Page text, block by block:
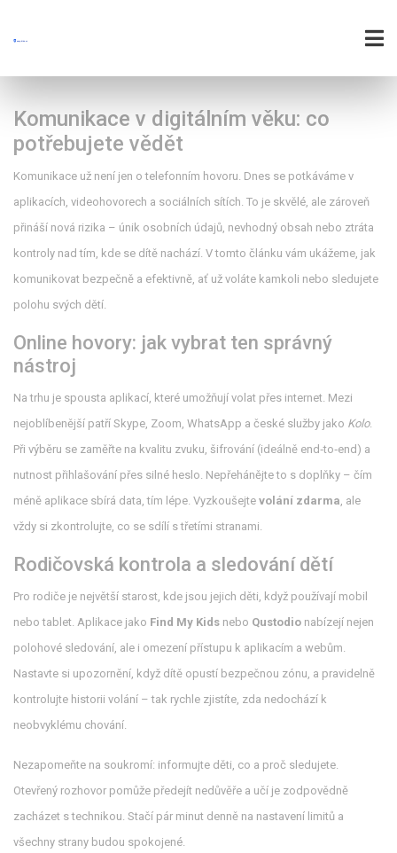
Komunikace v digitálním věku: co
potřebujete vědět
Komunikace už není jen o telefonním hovoru. Dnes se potkáváme v
aplikacích, videohovorech a sociálních sítích. To je skvělé, ale zároveň
přináší nová rizika – únik osobních údajů, nevhodný obsah nebo ztráta
kontroly nad tím, kde se dítě nachází. V tomto článku vám ukážeme, jak
komunikovat bezpečně a efektivně, ať už voláte kamkoli nebo sledujete
polohu svých dětí.
Online hovory: jak vybrat ten správný
nástroj
Na trhu je spousta aplikací, které umožňují volat přes internet. Mezi
nejoblíbenější patří Skype, Zoom, WhatsApp a české služby jako Kolo.
Při výběru se zaměřte na kvalitu zvuku, šifrování (ideálně end‑to‑end) a
nutnost přihlašování přes silné heslo. Nepřehánějte to s doplňky – čím
méně aplikace sbírá data, tím lépe. Vyzkoušejte volání zdarma, ale
vždy si zkontrolujte, co se sdílí s třetími stranami.
Rodičovská kontrola a sledování dětí
Pro rodiče je největší starost, kde jsou jejich děti, když používají mobil
nebo tablet. Aplikace jako Find My Kids nebo Qustodio nabízejí nejen
polohové sledování, ale i omezení přístupu k aplikacím a webům.
Nastavte si upozornění, když dítě opustí bezpečnou zónu, a pravidelně
kontrolujte historii volání – tak rychle zjistíte, zda nedochází k
neobvyklému chování.
Nezapomeňte na soukromí: informujte děti, co a proč sledujete.
Otevřený rozhovor pomůže předejít nedůvěře a učí je zodpovědně
zacházet s technikou. Stačí pár minut denně na nastavení limitů a
všechny strany budou spokojené.